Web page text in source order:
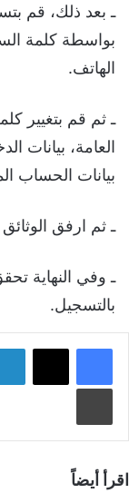
ـ بعد ذلك، قم
بواسطة كلمة
الهاتف.
ـ ثم قم بتغيير
العامة، بيانات
بيانات الحساب
ـ ثم ارفق
ـ وفي النهاية
بالتسجيل.
اقرأ أيضاً